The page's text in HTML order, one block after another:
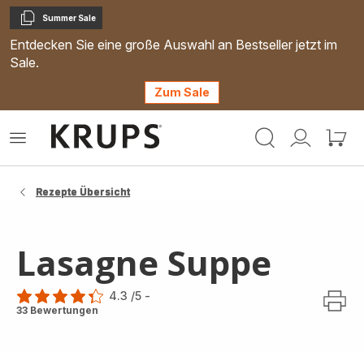
Kopieren
Summer Sale
Entdecken Sie eine große Auswahl an Bestseller jetzt im
Sale.
Zum Sale
Mein
Mein
Das
Rezepte Übersicht
Lasagne Suppe
ratings.4.3
4.3 /5 -
33 Bewertungen